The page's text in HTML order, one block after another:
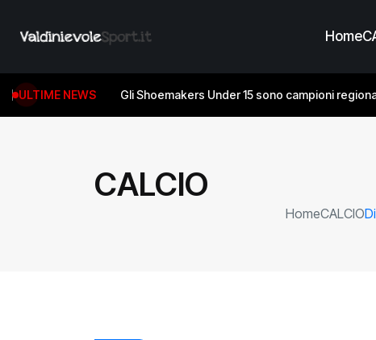
Home
ULTIME NEWS Gli Shoemakers Under 15 sono campioni
CALCIO
HomeCALCIO